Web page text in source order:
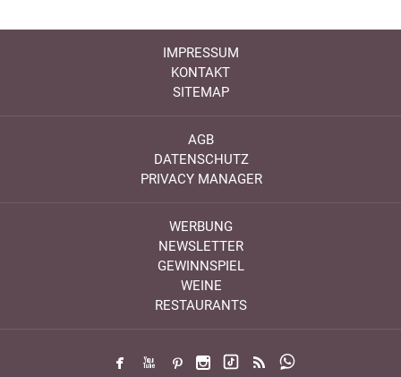
IMPRESSUM
KONTAKT
SITEMAP
AGB
DATENSCHUTZ
PRIVACY MANAGER
WERBUNG
NEWSLETTER
GEWINNSPIEL
WEINE
RESTAURANTS